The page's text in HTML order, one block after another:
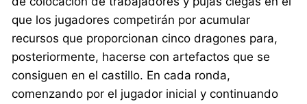
que los jugadores competirán por acumular
recursos que proporcionan cinco dragones para,
posteriormente, hacerse con artefactos que se
consiguen en el castillo. En cada ronda,
comenzando por el jugador inicial y continuando